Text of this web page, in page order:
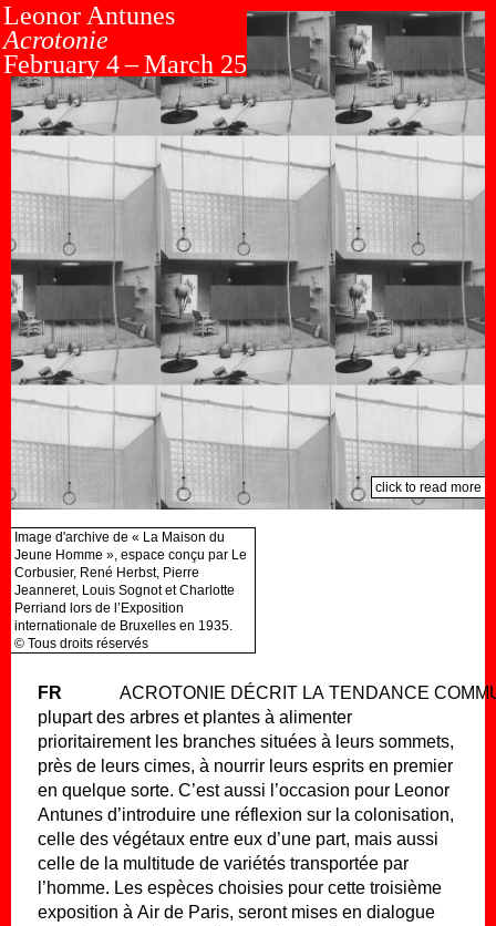
Leonor Antunes
Acrotonie
February 4 – March 25
Image d'archive de « La Maison du
Jeune Homme », espace conçu par Le
Corbusier, René Herbst, Pierre
Jeanneret, Louis Sognot et Charlotte
Perriand lors de l’Exposition
internationale de Bruxelles en 1935.
© Tous droits réservés
FR
Acrotonie décrit la tendance commune à la
plupart des arbres et plantes à alimenter
prioritairement les branches situées à leurs sommets,
près de leurs cimes, à nourrir leurs esprits en premier
en quelque sorte. C’est aussi l’occasion pour Leonor
Antunes d’introduire une réflexion sur la colonisation,
celle des végétaux entre eux d’une part, mais aussi
celle de la multitude de variétés transportée par
l’homme. Les espèces choisies pour cette troisième
exposition à Air de Paris, seront mises en dialogue